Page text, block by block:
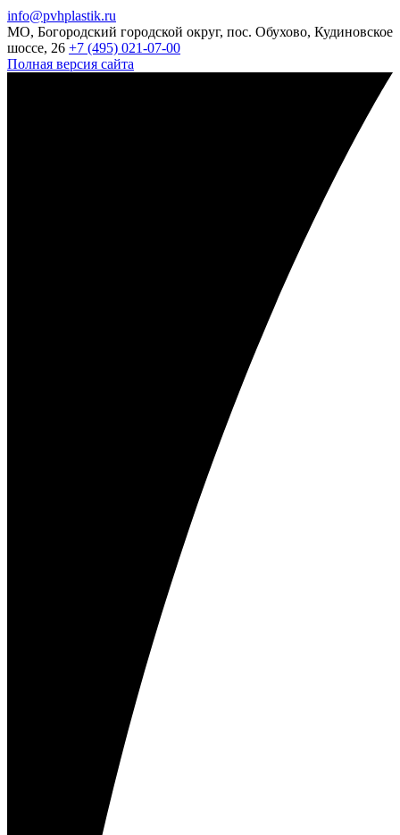
info@pvhplastik.ru
МО, Богородский городской округ, пос. Обухово, Кудиновское
шоссе, 26 +7 (495) 021-07-00
Полная версия сайта